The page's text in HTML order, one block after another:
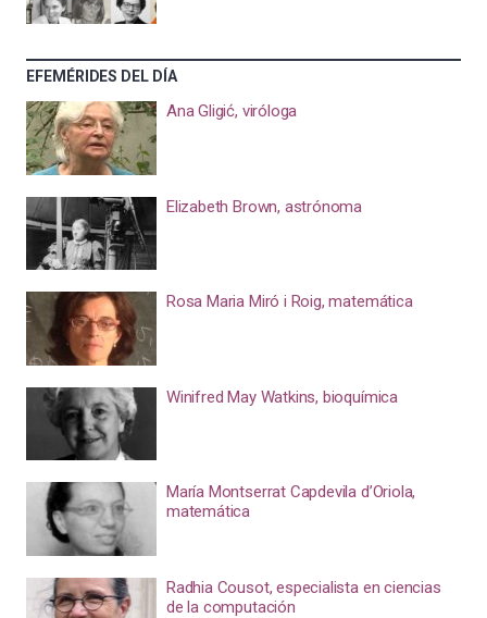
EFEMÉRIDES DEL DÍA
Ana Gligić, viróloga
Elizabeth Brown, astrónoma
Rosa Maria Miró i Roig, matemática
Winifred May Watkins, bioquímica
María Montserrat Capdevila d’Oriola,
matemática
Radhia Cousot, especialista en ciencias
de la computación